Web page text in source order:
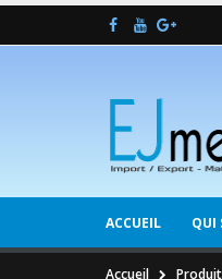
ACCUEIL QUI
Accueil